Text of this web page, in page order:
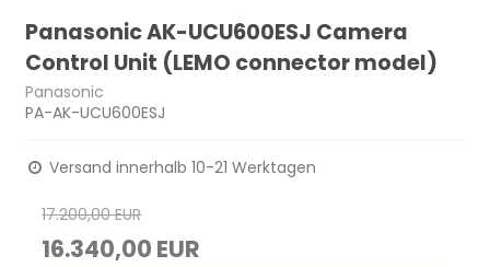
Panasonic AK-UCU600ESJ Camera
Control Unit (LEMO connector model)
Panasonic
PA-AK-UCU600ESJ
Versand innerhalb 10-21 Werktagen
17.200,00 EUR
16.340,00 EUR